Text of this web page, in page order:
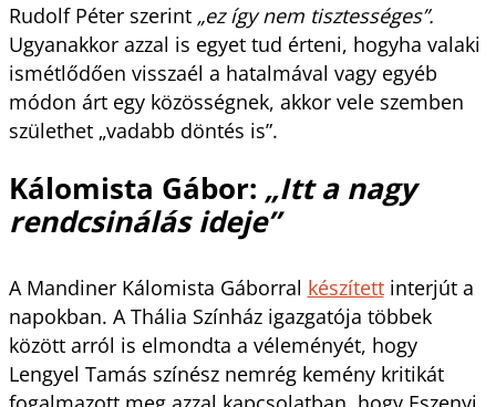
Rudolf Péter szerint „ez így nem tisztességes”.
Ugyanakkor azzal is egyet tud érteni, hogyha valaki
ismétlődően visszaél a hatalmával vagy egyéb
módon árt egy közösségnek, akkor vele szemben
születhet „vadabb döntés is”.
Kálomista Gábor: „Itt a nagy
rendcsinálás ideje”
A Mandiner Kálomista Gáborral készítettinterjút a
napokban. A Thália Színház igazgatója többek
között arról is elmondta a véleményét, hogy
Lengyel Tamás színész nemrég kemény kritikát